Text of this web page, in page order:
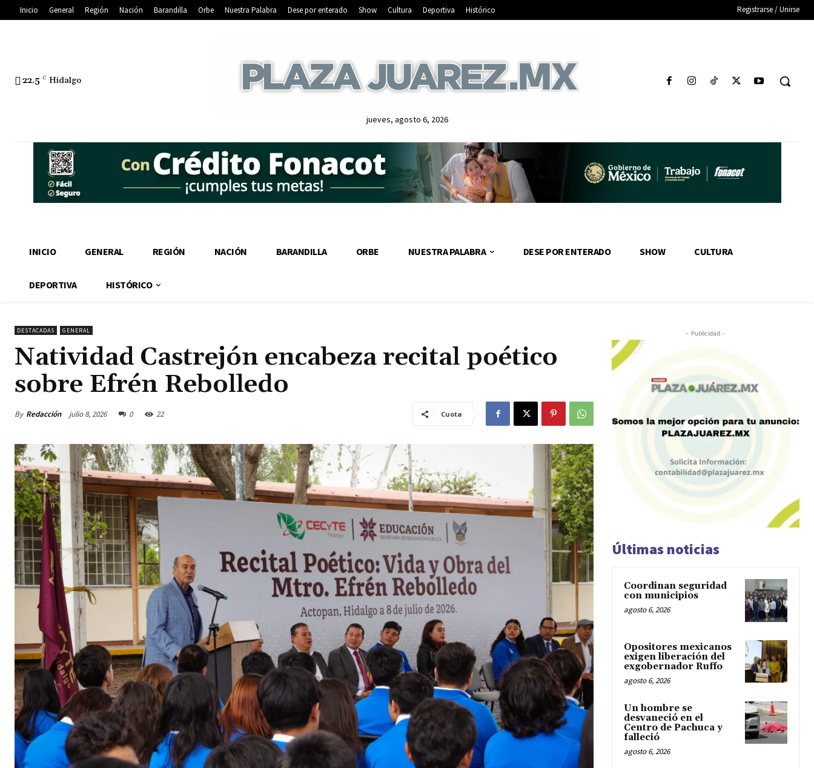
Inicio General Región Nación Barandilla Orbe Nuestra Palabra Dese por enterado Show Cultura Deportiva Histórico Registrarse / Unirse
22.5 C Hidalgo
jueves, agosto 6, 2026
INICIO GENERAL REGIÓN NACIÓN BARANDILLA ORBE NUESTRA PALABRA DESE POR ENTERADO SHOW CULTURA
DEPORTIVA HISTÓRICO
DESTACADAS GENERAL
Natividad Castrejón encabeza recital poético
sobre Efrén Rebolledo
By Redacción julio 8, 2026 0 22 Cuota
- Publicidad -
Últimas noticias
Coordinan seguridad
con municipios
agosto 6, 2026
Opositores mexicanos
exigen liberación del
exgobernador Ruffo
agosto 6, 2026
Un hombre se
desvaneció en el
Centro de Pachuca y
falleció
agosto 6, 2026